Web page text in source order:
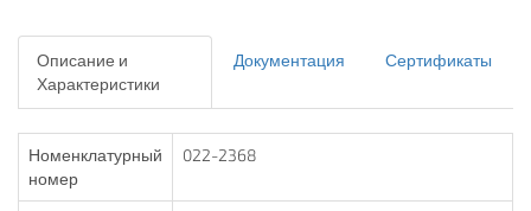
Описание и
Характеристики
Документация Сертификаты
Номенклатурный
номер
022-2368